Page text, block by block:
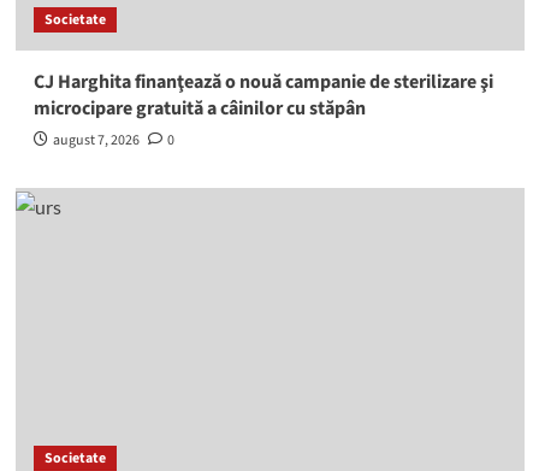
Societate
CJ Harghita finanţează o nouă campanie de sterilizare şi
microcipare gratuită a câinilor cu stăpân
august 7, 2026 0
Societate